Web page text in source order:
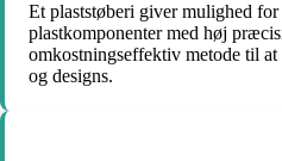
Et plaststøberi giver mulighed
plastkomponenter med høj
omkostningseffektiv metode til
og designs.